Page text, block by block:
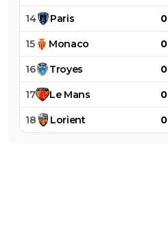
14 Paris 0
15 Monaco 0
16 Troyes 0
17 Le Mans 0
18 Lorient 0